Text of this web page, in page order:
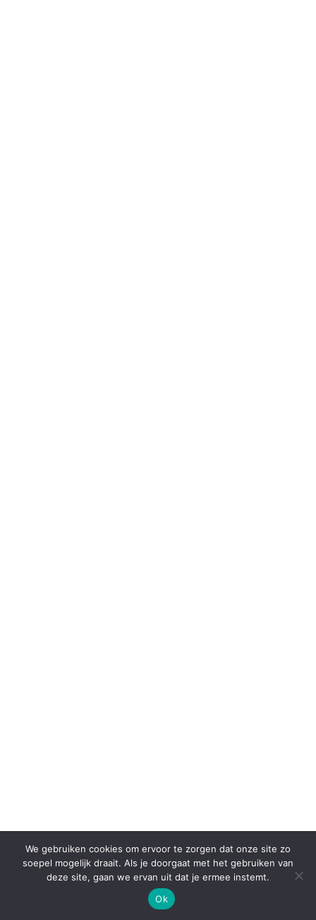
We gebruiken cookies om ervoor te zorgen dat onze site zo
soepel mogelijk draait. Als je doorgaat met het gebruiken van
deze site, gaan we ervan uit dat je ermee instemt.
Ok